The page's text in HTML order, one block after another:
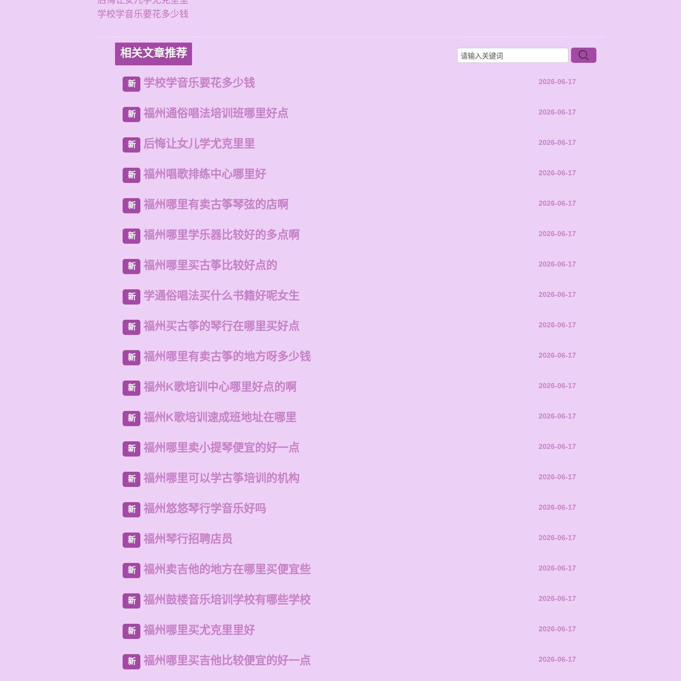
学校学音乐要花多少钱
相关文章推荐
新 学校学音乐要花多少钱 2026-06-17
新 福州通俗唱法培训班哪里好点 2026-06-17
新 后悔让女儿学尤克里里 2026-06-17
新 福州唱歌排练中心哪里好 2026-06-17
新 福州哪里有卖古筝琴弦的店啊 2026-06-17
新 福州哪里学乐器比较好的多点啊 2026-06-17
新 福州哪里买古筝比较好点的 2026-06-17
新 学通俗唱法买什么书籍好呢女生 2026-06-17
新 福州买古筝的琴行在哪里买好点 2026-06-17
新 福州哪里有卖古筝的地方呀多少钱 2026-06-17
新 福州K歌培训中心哪里好点的啊 2026-06-17
新 福州K歌培训速成班地址在哪里 2026-06-17
新 福州哪里卖小提琴便宜的好一点 2026-06-17
新 福州哪里可以学古筝培训的机构 2026-06-17
新 福州悠悠琴行学音乐好吗 2026-06-17
新 福州琴行招聘店员 2026-06-17
新 福州卖吉他的地方在哪里买便宜些 2026-06-17
新 福州鼓楼音乐培训学校有哪些学校 2026-06-17
新 福州哪里买尤克里里好 2026-06-17
新 福州哪里买吉他比较便宜的好一点 2026-06-17